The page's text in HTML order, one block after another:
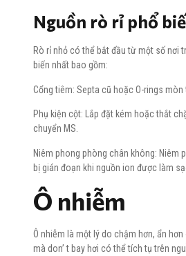
Nguồn rò rỉ phổ
Rò rỉ nhỏ có thể bắt đầu từ một số nơi
biến nhất bao gồm:
Cổng tiêm: Septa cũ hoặc O-rings mòn
Phụ kiện cột: Lắp đặt kém hoặc thắt
chuyển MS.
Niêm phong phòng chân không: Niêm
bị gián đoạn khi nguồn ion được làm
Ô nhiễm
Ô nhiễm là một lý do chậm hơn, ẩn
mà don’ t bay hơi có thể tích tụ trên